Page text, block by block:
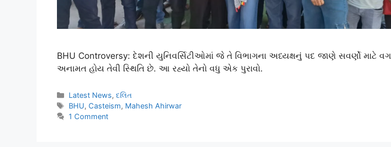
BHU Controversy: દેશની યુનિવર્સિટીઓમાં જે તે વિભાગના અધ્યક્ષનું પદ જાણે સવર્ણો માટે
અનામત હોય તેવી સ્થિતિ છે. આ રહ્યો તેનો વધુ એક પુરાવો.
Latest News,દલિત
BHU, Casteism, Mahesh Ahirwar
1 Comment